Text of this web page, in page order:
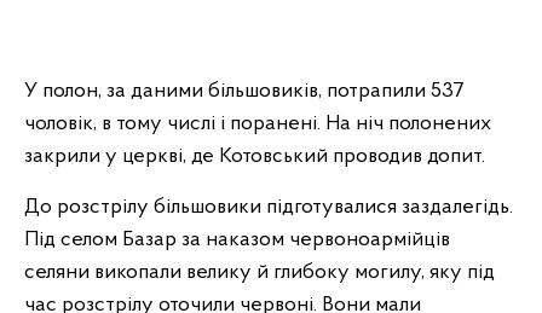
У полон, за даними більшовиків, потрапили 537
чоловік, в тому числі і поранені. На ніч полонених
закрили у церкві, де Котовський проводив допит.
До розстрілу більшовики підготувалися заздалегідь.
Під селом Базар за наказом червоноармійців
селяни викопали велику й глибоку могилу, яку під
час розстрілу оточили червоні. Вони мали